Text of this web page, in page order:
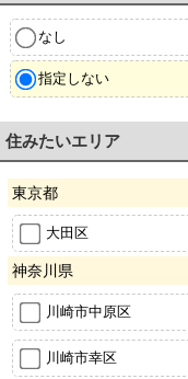
なし
指定しない
住みたいエリア
東京都
大田区
神奈川県
川崎市中原区
川崎市幸区